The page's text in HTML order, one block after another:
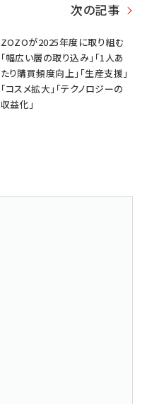
次の記事
ZOZOが2025年度に取り組む
「幅広い層の取り込み」「1人あ
たり購買頻度向上」「生産支援」
「コスメ拡大」「テクノロジーの
収益化」